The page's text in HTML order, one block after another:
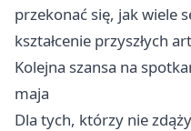
przekonać się, jak wiele
kształcenie przyszłych
Kolejna szansa na
maja
Dla tych, którzy nie